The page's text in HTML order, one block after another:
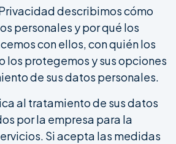
describimos cómo
personales y por qué los
con ellos, con quién los
los protegemos y sus opciones
de sus datos personales.
al tratamiento de sus datos
por la empresa para la
Si acepta las medidas